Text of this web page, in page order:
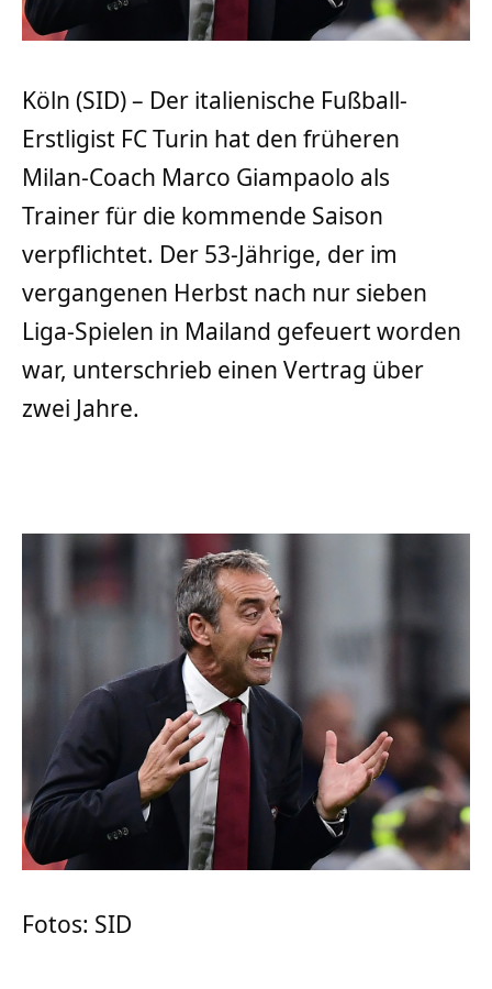
Köln (SID) – Der italienische Fußball-
Erstligist FC Turin hat den früheren
Milan-Coach Marco Giampaolo als
Trainer für die kommende Saison
verpflichtet. Der 53-Jährige, der im
vergangenen Herbst nach nur sieben
Liga-Spielen in Mailand gefeuert worden
war, unterschrieb einen Vertrag über
zwei Jahre.
Fotos: SID